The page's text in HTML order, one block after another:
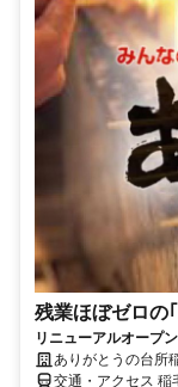
残業ほぼゼロの
リニューアルオープ
ありがとうの台所
交通・アクセス 稲